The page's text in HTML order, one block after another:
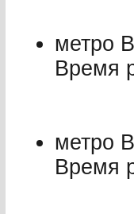
метро
Время
метро
Время